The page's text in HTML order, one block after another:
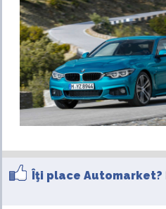
Îţi place Automarket?